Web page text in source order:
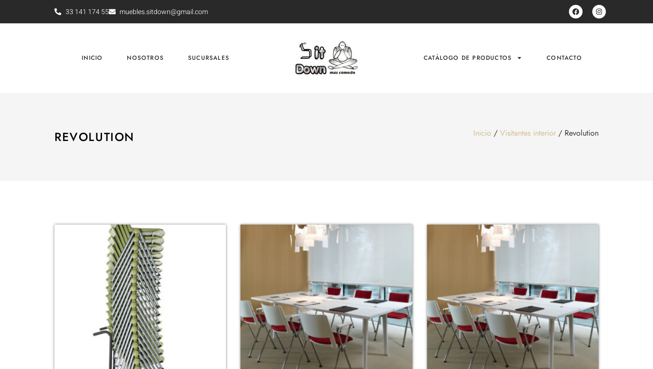
33 141 174 55 muebles.sitdown@gmail.com
INICIO NOSOTROS SUCURSALES CATÁLOGO DE PRODUCTOS CONTACTO
REVOLUTION Inicio / Visitantes interior / Revolution